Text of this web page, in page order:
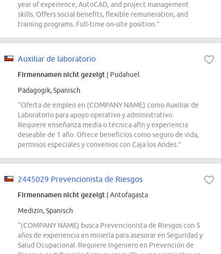
year of experience, AutoCAD, and project management
skills. Offers social benefits, flexible remuneration, and
training programs. Full-time on-site position.”
Auxiliar de laboratorio
Firmennamen nicht gezeigt | Pudahuel
Pädagogik, Spanisch
“Oferta de empleo en (COMPANY NAME) como Auxiliar de
Laboratorio para apoyo operativo y administrativo.
Requiere enseñanza media o técnica afín y experiencia
deseable de 1 año. Ofrece beneficios como seguro de vida,
permisos especiales y convenios con Caja los Andes.”
2445029 Prevencionista de Riesgos
Firmennamen nicht gezeigt | Antofagasta
Medizin, Spanisch
“(COMPANY NAME) busca Prevencionista de Riesgos con 5
años de experiencia en minería para asesorar en Seguridad y
Salud Ocupacional. Requiere Ingeniero en Prevención de